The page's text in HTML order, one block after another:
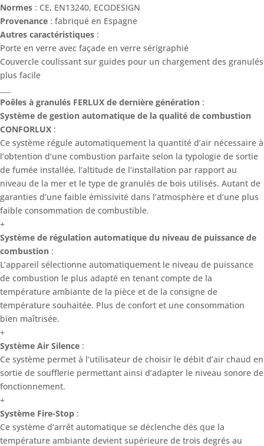
Normes : CE, EN13240, ECODESIGN
Provenance : fabriqué en Espagne
Autres caractéristiques :
Porte en verre avec façade en verre sérigraphié
Couvercle coulissant sur guides pour un chargement des granulés
plus facile
Poêles à granulés FERLUX de dernière génération :
Système de gestion automatique de la qualité de combustion
CONFORLUX :
Ce système régule automatiquement la quantité d’air nécessaire à
l’obtention d’une combustion parfaite selon la typologie de sortie
de fumée installée, l’altitude de l’installation par rapport au
niveau de la mer et le type de granulés de bois utilisés. Autant de
garanties d’une faible émissivité dans l’atmosphère et d’une plus
faible consommation de combustible.
+
Système de régulation automatique du niveau de puissance de
combustion :
L’appareil sélectionne automatiquement le niveau de puissance
de combustion le plus adapté en tenant compte de la
température ambiante de la pièce et de la consigne de
température souhaitée. Plus de confort et une consommation
bien maîtrisée.
+
Système Air Silence :
Ce système permet à l’utilisateur de choisir le débit d’air chaud en
sortie de soufflerie permettant ainsi d’adapter le niveau sonore de
fonctionnement.
+
Système Fire-Stop :
Ce système d’arrêt automatique se déclenche dès que la
température ambiante devient supérieure de trois degrés au